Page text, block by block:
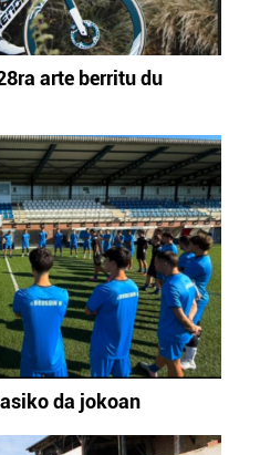
ematen diguzu.Gehiago
arte berritu du
da jokoan